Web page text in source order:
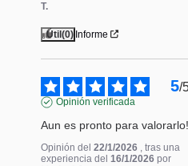
T.
Útil(0) Informe
5/
Opinión verificada
Aun es pronto para
Opinión del22/1/2026 , tras una
experiencia del16/1/2026 por